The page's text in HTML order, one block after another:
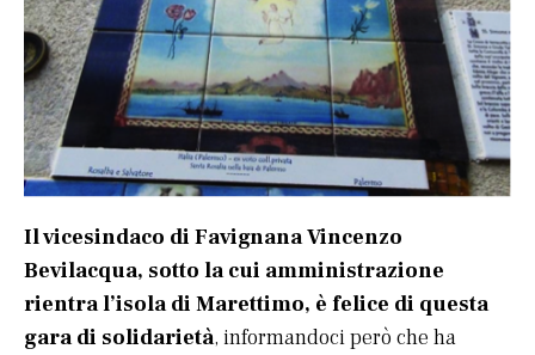
Il vicesindaco di Favignana Vincenzo
Bevilacqua, sotto la cui amministrazione
rientra l’isola di Marettimo, è felice di questa
gara di solidarietà, informandoci però che ha